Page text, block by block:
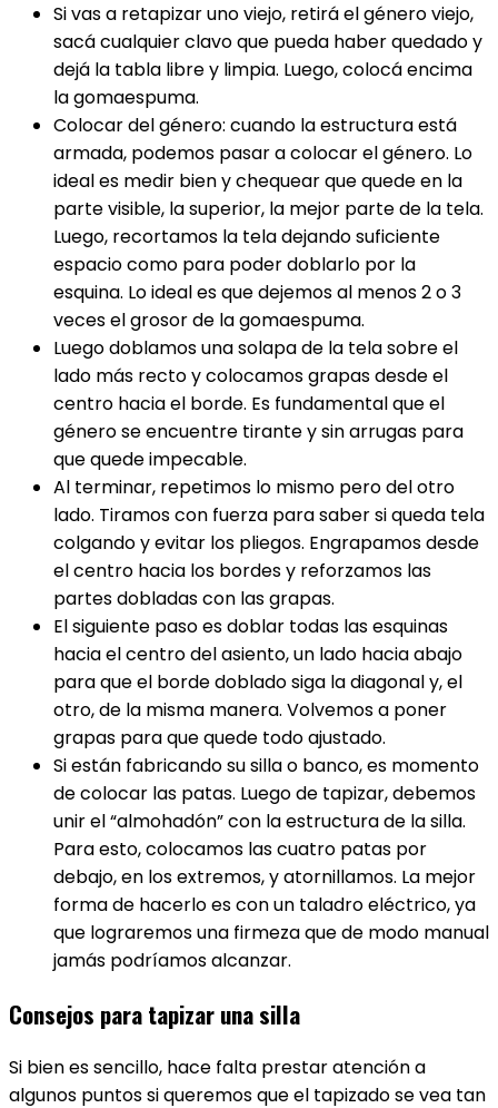
Si vas a retapizar uno viejo, retirá el género viejo,
sacá cualquier clavo que pueda haber quedado y
dejá la tabla libre y limpia. Luego, colocá encima
la gomaespuma.
Colocar del género: cuando la estructura está
armada, podemos pasar a colocar el género. Lo
ideal es medir bien y chequear que quede en la
parte visible, la superior, la mejor parte de la tela.
Luego, recortamos la tela dejando suficiente
espacio como para poder doblarlo por la
esquina. Lo ideal es que dejemos al menos 2 o 3
veces el grosor de la gomaespuma.
Luego doblamos una solapa de la tela sobre el
lado más recto y colocamos grapas desde el
centro hacia el borde. Es fundamental que el
género se encuentre tirante y sin arrugas para
que quede impecable.
Al terminar, repetimos lo mismo pero del otro
lado. Tiramos con fuerza para saber si queda tela
colgando y evitar los pliegos. Engrapamos desde
el centro hacia los bordes y reforzamos las
partes dobladas con las grapas.
El siguiente paso es doblar todas las esquinas
hacia el centro del asiento, un lado hacia abajo
para que el borde doblado siga la diagonal y, el
otro, de la misma manera. Volvemos a poner
grapas para que quede todo ajustado.
Si están fabricando su silla o banco, es momento
de colocar las patas. Luego de tapizar, debemos
unir el “almohadón” con la estructura de la silla.
Para esto, colocamos las cuatro patas por
debajo, en los extremos, y atornillamos. La mejor
forma de hacerlo es con un taladro eléctrico, ya
que lograremos una firmeza que de modo manual
jamás podríamos alcanzar.
Consejos para tapizar una silla
Si bien es sencillo, hace falta prestar atención a
algunos puntos si queremos que el tapizado se vea tan